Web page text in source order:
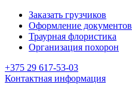
Заказать грузчиков
Оформление документов
Траурная флористика
Организация похорон
+375 29 617-53-03
Контактная информация